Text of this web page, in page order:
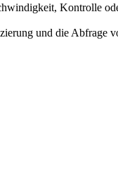
Kontrolle
und die Abfrage